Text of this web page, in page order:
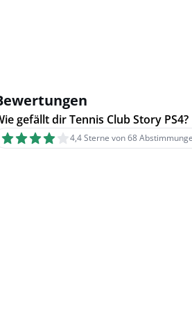
gefällt dir Tennis Club Story PS4?
4,4 Sterne von 68